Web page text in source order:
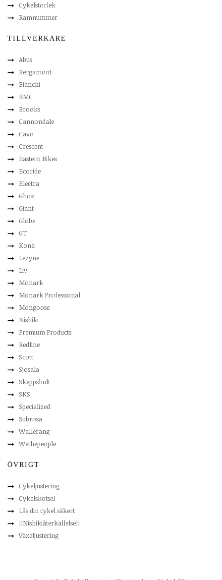
Cykelstorlek
Ramnummer
TILLVERKARE
Abus
Bergamont
Bianchi
BMC
Brooks
Cannondale
Cavo
Crescent
Eastern Bikes
Ecoride
Electra
Ghost
Giant
Globe
GT
Kona
Lezyne
Liv
Monark
Monark Professional
Mongoose
Nishiki
Premium Products
Redline
Scott
Sjösala
Skeppshult
SKS
Specialized
Subrosa
Walleräng
Wethepeople
ÖVRIGT
Cykeljustering
Cykelskötsel
Lås din cykel säkert
!!Nishikiåterkallelse!!
Växeljustering